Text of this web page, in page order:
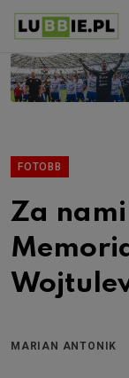
FOTOBB
Za nami
MARIAN ANTONIK